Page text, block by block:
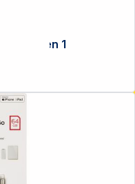
JetFlash 810 64GB USB 3.1 Gen 1